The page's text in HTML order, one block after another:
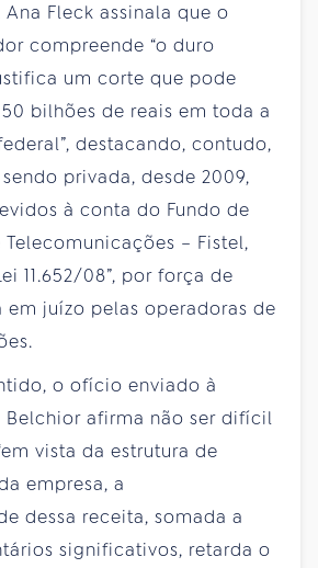
Fleck assinala que o
compreende “o duro
um corte que pode
bilhões de reais em toda a
destacando, contudo,
privada, desde 2009,
à conta do Fundo de
– Fistel,
11.652/08”, por força de
em juízo pelas operadoras de
o ofício enviado à
Belchior afirma não ser difícil
vista da estrutura de
empresa, a
dessa receita, somada a
significativos, retarda o